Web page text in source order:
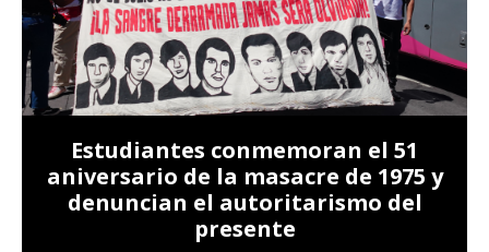
Estudiantes conmemoran el 51
aniversario de la masacre de 1975 y
denuncian el autoritarismo del
presente